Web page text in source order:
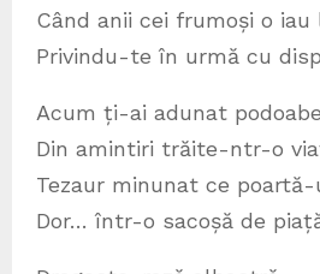
Când anii cei frumoși o iau
Privindu-te în urmă cu
Acum ți-ai adunat
Din amintiri trăite-ntr-o
Tezaur minunat ce
Dor… într-o sacoșă de